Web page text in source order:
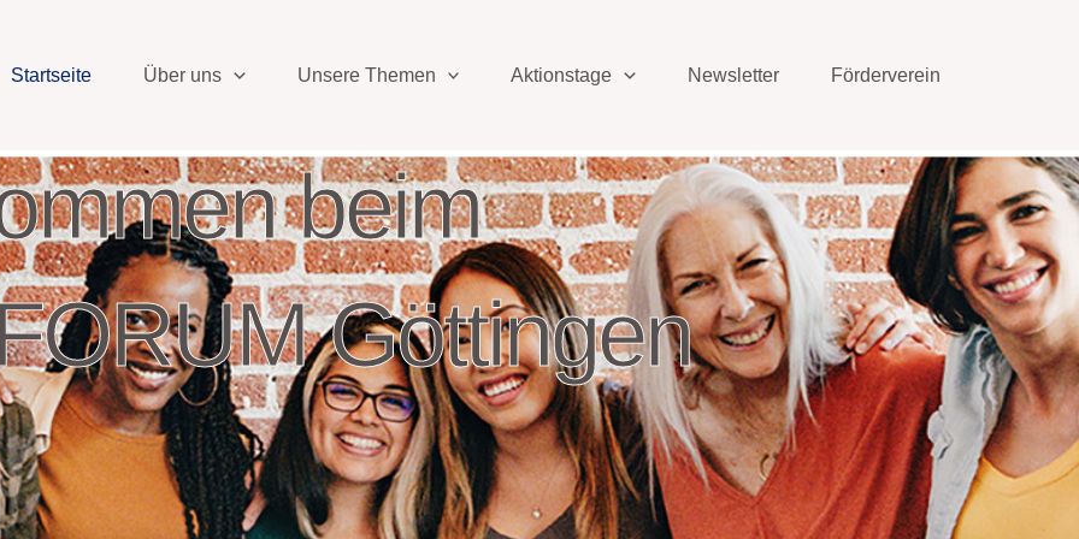
Startseite Über uns Unsere Themen Aktionstage Newsletter Förderverein
beim
Göttingen